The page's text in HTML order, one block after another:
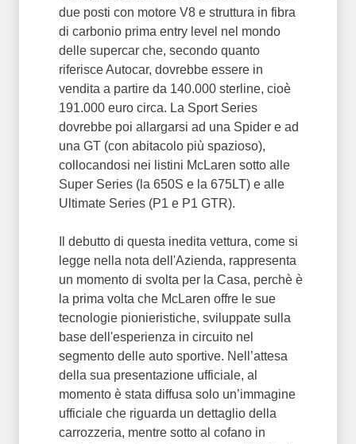
due posti con motore V8 e struttura in fibra
di carbonio prima entry level nel mondo
delle supercar che, secondo quanto
riferisce Autocar, dovrebbe essere in
vendita a partire da 140.000 sterline, cioè
191.000 euro circa. La Sport Series
dovrebbe poi allargarsi ad una Spider e ad
una GT (con abitacolo più spazioso),
collocandosi nei listini McLaren sotto alle
Super Series (la 650S e la 675LT) e alle
Ultimate Series (P1 e P1 GTR).
Il debutto di questa inedita vettura, come si
legge nella nota dell'Azienda, rappresenta
un momento di svolta per la Casa, perchè è
la prima volta che McLaren offre le sue
tecnologie pionieristiche, sviluppate sulla
base dell'esperienza in circuito nel
segmento delle auto sportive. Nell’attesa
della sua presentazione ufficiale, al
momento è stata diffusa solo un’immagine
ufficiale che riguarda un dettaglio della
carrozzeria, mentre sotto al cofano in